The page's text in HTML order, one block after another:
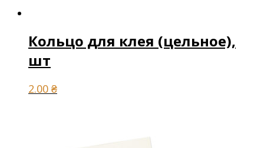
Кольцо для клея (цельное),
шт
2.00 ₴